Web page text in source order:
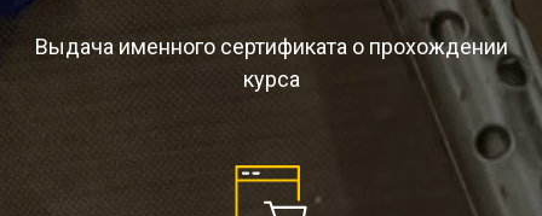
Выдача именного сертификата о прохождении
курса